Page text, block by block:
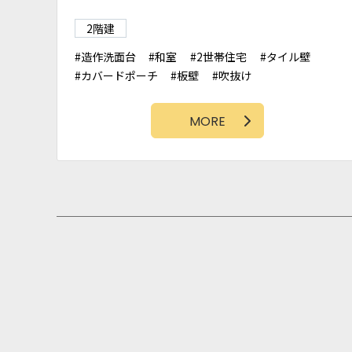
2階建
造作洗面台
和室 2世帯住宅
タイル壁
カバードポーチ
板壁
吹抜け
MORE